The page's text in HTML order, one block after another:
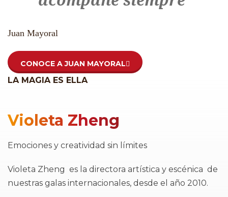
Juan Mayoral
CONOCE A JUAN MAYORAL
LA MAGIA ES ELLA
Violeta Zheng
Emociones y creatividad sin límites
Violeta Zheng es la directora artística y escénica de
nuestras galas internacionales, desde el año 2010.